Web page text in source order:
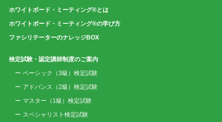
ホワイトボード・ミーティング®とは
ホワイトボード・ミーティング®の学び方
ファシリテーターのナレッジBOX
検定試験・認定講師制度のご案内
ベーシック（3級）検定試験
アドバンス（2級）検定試験
マスター（1級）検定試験
スペシャリスト検定試験